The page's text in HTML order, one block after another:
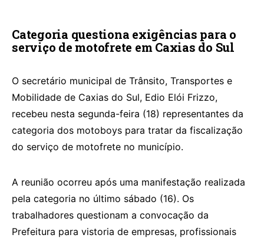
Categoria questiona exigências para o
serviço de motofrete em Caxias do Sul
O secretário municipal de Trânsito, Transportes e
Mobilidade de Caxias do Sul, Edio Elói Frizzo,
recebeu nesta segunda-feira (18) representantes da
categoria dos motoboys para tratar da fiscalização
do serviço de motofrete no município.
A reunião ocorreu após uma manifestação realizada
pela categoria no último sábado (16). Os
trabalhadores questionam a convocação da
Prefeitura para vistoria de empresas, profissionais